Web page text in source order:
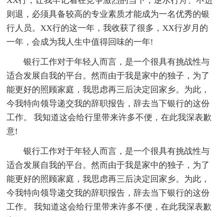
则退，必须具备较高的专业素质才能成为一名优秀的银
行人员。XX行的这一年，我收获了很多，XX行岁月的
一年，会成为我人生中值得回味的一年!
银行工作对于年轻人而言，是一个很具有挑战性与
适合发展自我的平台。然而由于我是家中的独子，为了
能更好的照顾家庭，我思虑再三后决定回家乡。为此，
今我特向领导递交我的辞职报告，辞去当下银行的这份
工作。 我知道这会给行里带来许多不便，在此我深表歉
意!
银行工作对于年轻人而言，是一个很具有挑战性与
适合发展自我的平台。然而由于我是家中的独子，为了
能更好的照顾家庭，我思虑再三后决定回家乡。为此，
今我特向领导递交我的辞职报告，辞去当下银行的这份
工作。 我知道这会给行里带来许多不便，在此我深表歉